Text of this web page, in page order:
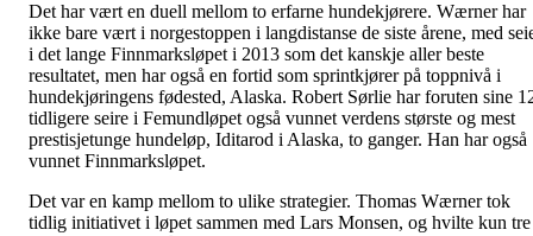
Det har vært en duell mellom to erfarne hundekjørere. Wærner har
ikke bare vært i norgestoppen i langdistanse de siste årene, med
i det lange Finnmarksløpet i 2013 som det kanskje aller beste
resultatet, men har også en fortid som sprintkjører på toppnivå i
hundekjøringens fødested, Alaska. Robert Sørlie har foruten sine
tidligere seire i Femundløpet også vunnet verdens største og mest
prestisjetunge hundeløp, Iditarod i Alaska, to ganger. Han har også
vunnet Finnmarksløpet.
Det var en kamp mellom to ulike strategier. Thomas Wærner tok
tidlig initiativet i løpet sammen med Lars Monsen, og hvilte kun tre